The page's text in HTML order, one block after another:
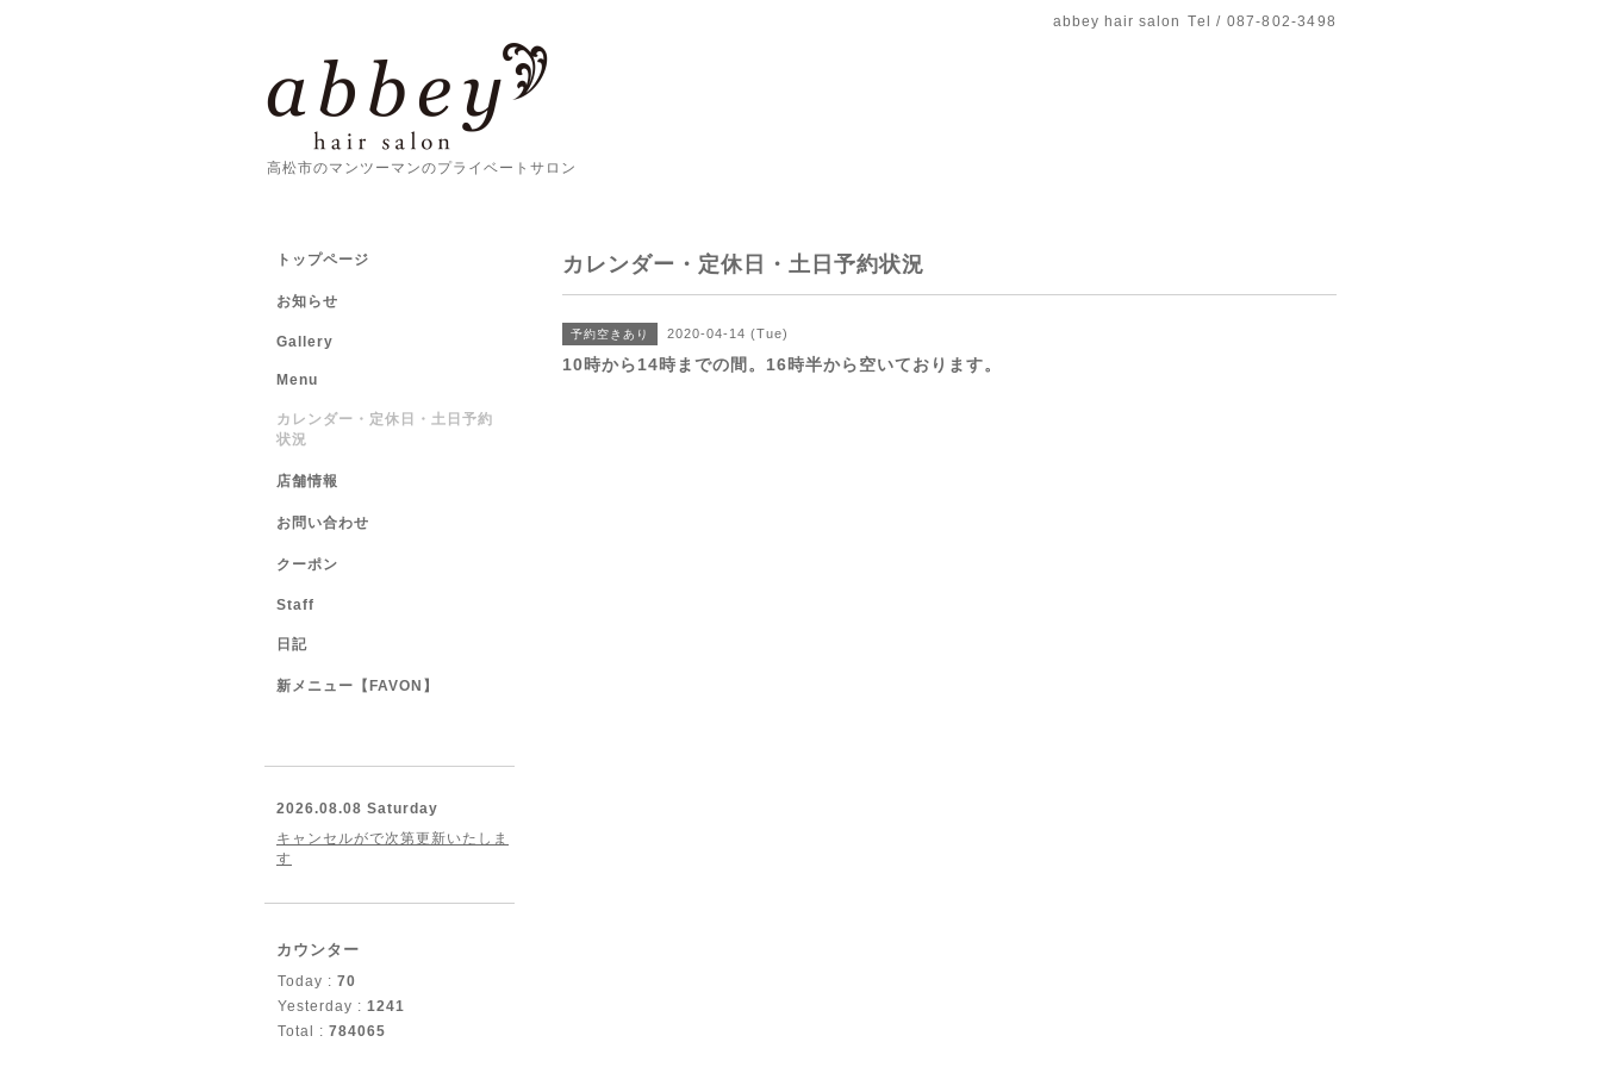
abbey hair salon Tel / 087-802-3498
高松市のマンツーマンのプライベートサロン
カレンダー・定休日・土日予約状況
予約空きあり 2020-04-14 (Tue)
10時から14時までの間。16時半から空いております。
トップページ
お知らせ
Gallery
Menu
カレンダー・定休日・土日予約
状況
店舗情報
お問い合わせ
クーポン
Staff
日記
新メニュー【FAVON】
2026.08.08 Saturday
キャンセルがで次第更新いたしま
す
カウンター
Today : 70
Yesterday : 1241
Total : 784065